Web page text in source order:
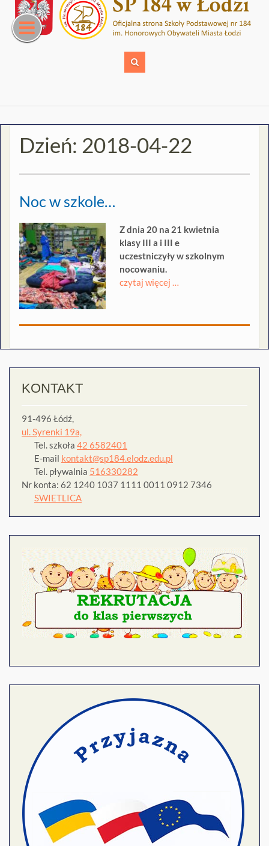
content
Dzień: 2018-04-22
Noc w szkole…
Z dnia 20 na 21 kwietnia
klasy III a i III e
uczestniczyły w szkolnym
nocowaniu.
czytaj więcej …
KONTAKT
91-496 Łódź,
ul. Syrenki 19a,
Tel. szkoła 42 6582401
E-mail kontakt@sp184.elodz.edu.pl
Tel. pływalnia 516330282
Nr konta: 62 1240 1037 1111 0011 0912 7346
SWIETLICA